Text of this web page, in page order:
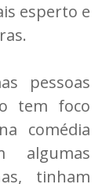
esperto e
pessoas
tem foco
comédia
algumas
tinham